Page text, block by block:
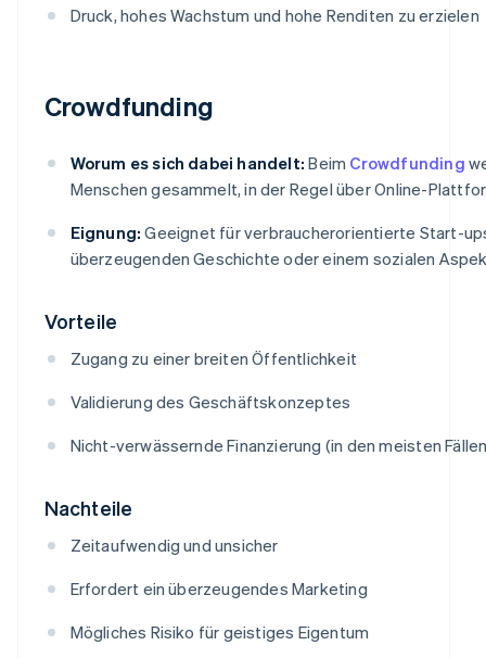
Druck, hohes Wachstum und hohe Renditen zu erzielen
Crowdfunding
Worum es sich dabei handelt: Beim Crowdfunding
Menschen gesammelt, in der Regel über Online-
Eignung: Geeignet für verbraucherorientierte Start-
überzeugenden Geschichte oder einem sozialen
Vorteile
Zugang zu einer breiten Öffentlichkeit
Validierung des Geschäftskonzeptes
Nicht-verwässernde Finanzierung (in den meisten
Nachteile
Zeitaufwendig und unsicher
Erfordert ein überzeugendes Marketing
Mögliches Risiko für geistiges Eigentum